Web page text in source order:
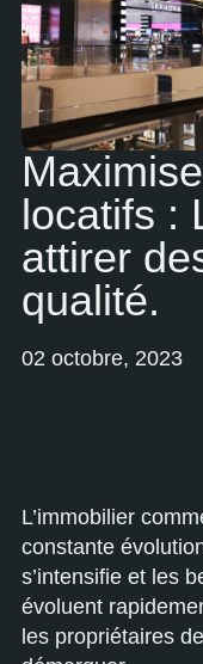
locatifs :
attirer
qualité.
02 octobre, 2023
L’immobilier
constante
s’intensifie et les
évoluent
les propriétaires